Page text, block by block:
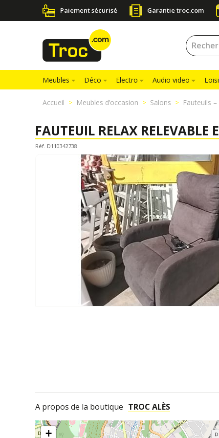
Paiement sécurisé Garantie troc.com
Meubles Déco Electro Audio video
Accueil Meubles d’occasion Salons Fauteuils
FAUTEUIL RELAX RELEVABLE
Réf. D110342738
A propos de la boutique TROC ALÈS
+